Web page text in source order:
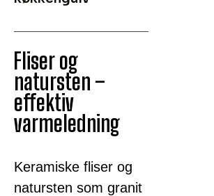
Fliser og
natursten –
effektiv
varmeledning
Keramiske fliser og
natursten som granit